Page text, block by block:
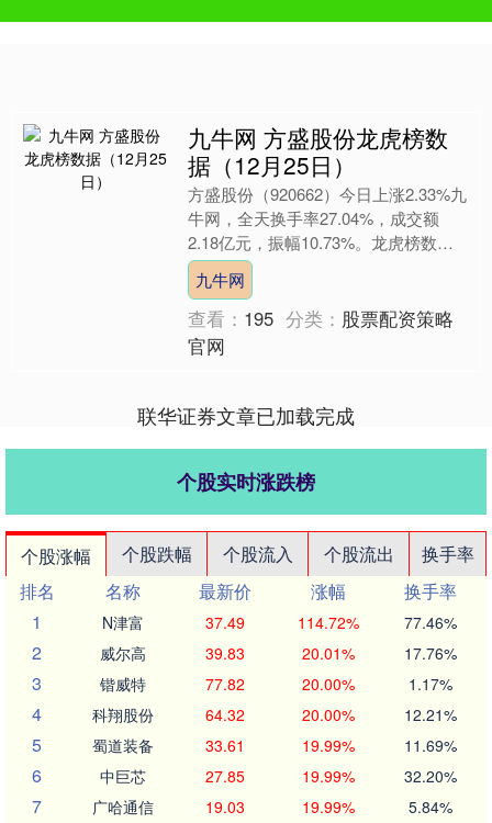
九牛网 方盛股份龙虎榜数
据（12月25日）
方盛股份（920662）今日上涨2.33%九
牛网，全天换手率27.04%，成交额
2.18亿元，振幅10.73%。龙虎榜数据
显示，机构净买入92.17万元九牛网
九....
九牛网
查看： 195 分类： 股票配资策略
官网
联华证券文章已加载完成
个股实时涨跌榜
个股涨幅 个股跌幅 个股流入 个股流出
换手率
排名
名称 最新价 涨幅
换手率
1
N津富 37.49 114.72% 77.46%
2 威尔高 39.83 20.01% 17.76%
3 锴威特 77.82 20.00% 1.17%
4 科翔股份 64.32 20.00% 12.21%
5 蜀道装备 33.61 19.99% 11.69%
6 中巨芯 27.85 19.99% 32.20%
7 广哈通信 19.03 19.99% 5.84%